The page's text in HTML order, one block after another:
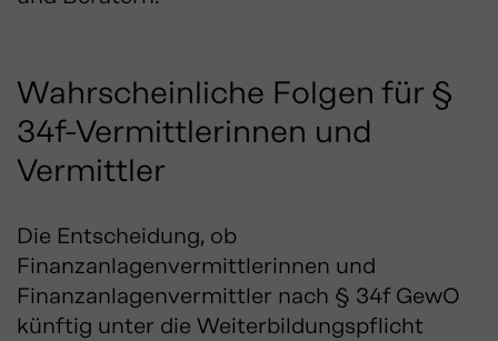
Wahrscheinliche Folgen für §
34f-Vermittlerinnen und
Vermittler
Die Entscheidung, ob
Finanzanlagenvermittlerinnen und
Finanzanlagenvermittler nach § 34f GewO
künftig unter die Weiterbildungspflicht